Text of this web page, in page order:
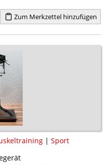
Zum Merkzettel hinzufügen
| Sport